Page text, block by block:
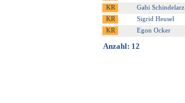
Gabi Schindelarz
Sigrid Heusel
Egon Ocker
Anzahl: 12